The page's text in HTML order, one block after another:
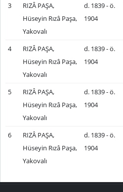
3
RIZÂ PAŞA,
Hüseyin Rızâ Paşa,
Yakovalı
d. 1839 - ö.
1904
4
RIZÂ PAŞA,
Hüseyin Rızâ Paşa,
Yakovalı
d. 1839 - ö.
1904
5
RIZÂ PAŞA,
Hüseyin Rızâ Paşa,
Yakovalı
d. 1839 - ö.
1904
6
RIZÂ PAŞA,
Hüseyin Rızâ Paşa,
Yakovalı
d. 1839 - ö.
1904